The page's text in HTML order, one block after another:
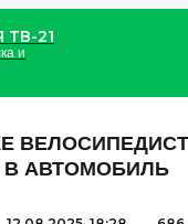
21
и
В АВТОМОБИЛЬ